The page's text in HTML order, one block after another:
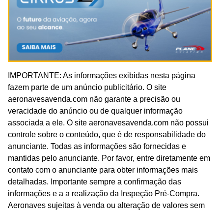
IMPORTANTE: As informações exibidas nesta página
fazem parte de um anúncio publicitário. O site
aeronavesavenda.com não garante a precisão ou
veracidade do anúncio ou de qualquer informação
associada a ele. O site aeronavesavenda.com não possui
controle sobre o conteúdo, que é de responsabilidade do
anunciante. Todas as informações são fornecidas e
mantidas pelo anunciante. Por favor, entre diretamente em
contato com o anunciante para obter informações mais
detalhadas. Importante sempre a confirmação das
informações e a a realização da Inspeção Pré-Compra.
Aeronaves sujeitas à venda ou alteração de valores sem